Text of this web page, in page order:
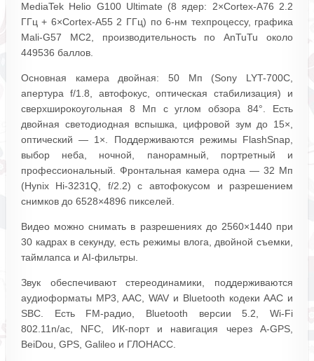
MediaTek Helio G100 Ultimate (8 ядер: 2×Cortex-A76 2.2
ГГц + 6×Cortex-A55 2 ГГц) по 6-нм техпроцессу, графика
Mali-G57 MC2, производительность по AnTuTu около
449536 баллов.
Основная камера двойная: 50 Мп (Sony LYT-700C,
апертура f/1.8, автофокус, оптическая стабилизация) и
сверхширокоугольная 8 Мп с углом обзора 84°. Есть
двойная светодиодная вспышка, цифровой зум до 15×,
оптический — 1×. Поддерживаются режимы FlashSnap,
выбор неба, ночной, панорамный, портретный и
профессиональный. Фронтальная камера одна — 32 Мп
(Hynix Hi-3231Q, f/2.2) с автофокусом и разрешением
снимков до 6528×4896 пикселей.
Видео можно снимать в разрешениях до 2560×1440 при
30 кадрах в секунду, есть режимы влога, двойной съемки,
таймлапса и AI-фильтры.
Звук обеспечивают стереодинамики, поддерживаются
аудиоформаты MP3, AAC, WAV и Bluetooth кодеки AAC и
SBC. Есть FM-радио, Bluetooth версии 5.2, Wi-Fi
802.11n/ac, NFC, ИК-порт и навигация через A-GPS,
BeiDou, GPS, Galileo и ГЛОНАСС.